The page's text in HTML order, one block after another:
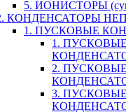
5. ИОНИСТОРЫ
КОНДЕНСАТОРЫ
1. ПУСКОВЫЕ
1. ПУСКОВЫЕ
2. ПУСКОВЫЕ
3. ПУСКОВЫЕ